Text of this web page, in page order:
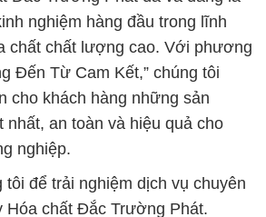
nghiệm hàng đầu trong lĩnh
chất chất lượng cao. Với phương
Đến Từ Cam Kết,” chúng tôi
cho khách hàng những sản
nhất, an toàn và hiệu quả cho
nghiệp.
tôi để trải nghiệm dịch vụ chuyên
Hóa chất Đắc Trường Phát.